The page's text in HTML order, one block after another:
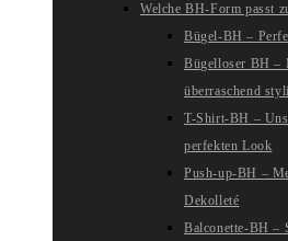
Welche BH-Form passt
Bügel-BH –
Bügelloser BH –
überraschend
T-Shirt-BH –
perfekten Look
Push-up-BH –
Dekolleté
Balconette-BH –